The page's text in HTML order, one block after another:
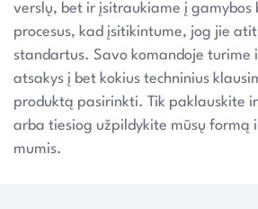
verslų, bet ir įsitraukiame į gamybos
procesus, kad įsitikintume, jog jie
standartus. Savo komandoje turime
atsakys į bet kokius techninius
produktą pasirinkti. Tik paklauskite
arba tiesiog užpildykite mūsų formą
mumis.